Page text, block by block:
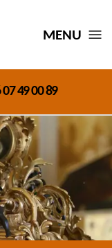
MENU
07 49 00 89